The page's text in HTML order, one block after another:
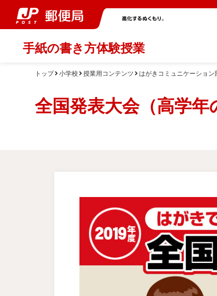
手紙の書き方体験授業
トップ 小学校 授業用コンテンツ はがきコミュニケーション
全国発表大会（高学年